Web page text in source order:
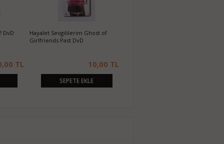
DvD
TL
Hayalet Sevgililerim Ghost of
Girlfriends Past DvD
10,00 TL
SEPETE EKLE